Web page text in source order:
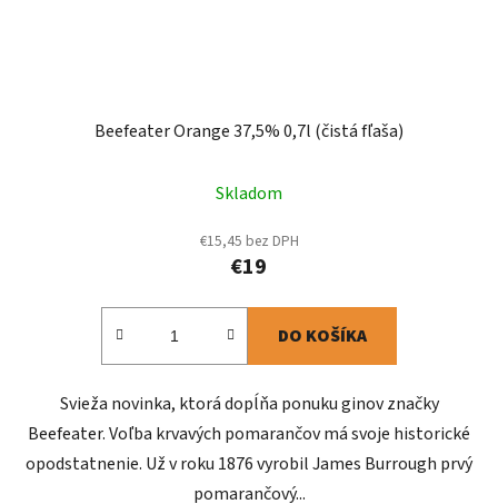
Beefeater Orange 37,5% 0,7l (čistá fľaša)
Skladom
€15,45 bez DPH
€19
DO KOŠÍKA
Svieža novinka, ktorá dopĺňa ponuku ginov značky
Beefeater. Voľba krvavých pomarančov má svoje historické
opodstatnenie. Už v roku 1876 vyrobil James Burrough prvý
pomarančový...